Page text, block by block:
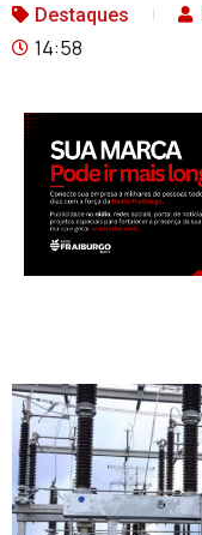
Destaques
14:58